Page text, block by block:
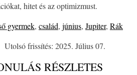
hitet és az optimizmust.
gyermek, család, június, Jupiter, Rák
Utolsó frissítés: 2025. Július 07.
RÉSZLETES